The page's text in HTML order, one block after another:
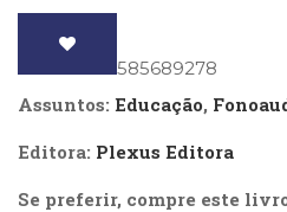
LGBTQIA+
(66)
Literatura
(11)
Literatura,
Ensaios
: 9788585689278
Assuntos: Educação,
Editora: Plexus Editora
Se preferir, compre este